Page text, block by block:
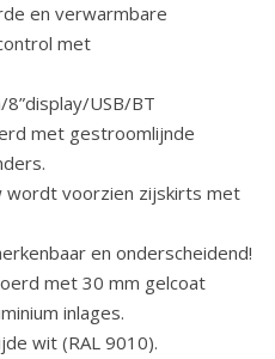
en verwarmbare
met
USB/BT
met gestroomlijnde
wordt voorzien zijskirts met
en onderscheidend!
met 30 mm gelcoat
inlages.
wit (RAL 9010).